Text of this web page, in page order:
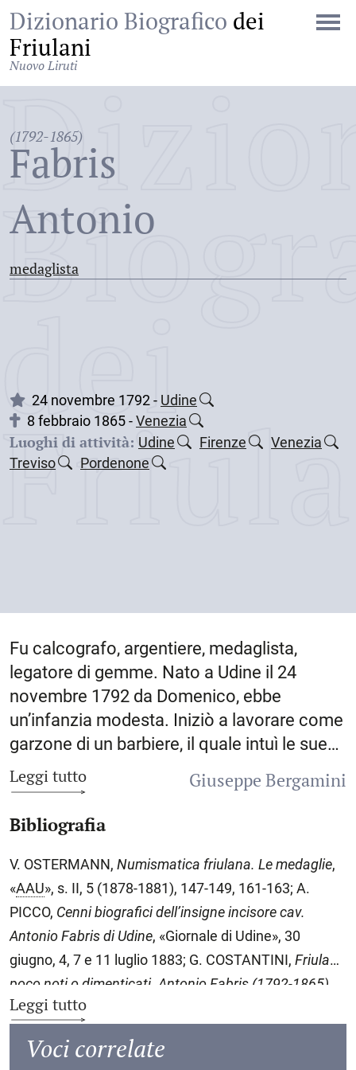
Dizionario Biografico dei
Friulani
Nuovo Liruti
(1792-1865)
Fabris
Antonio
medaglista
dei
24 novembre 1792 - Udine
8 febbraio 1865 -Venezia
Luoghi di attività: Udine Firenze
Venezia
Treviso
Pordenone
Fu calcografo, argentiere, medaglista,
legatore di gemme. Nato a Udine il 24
novembre 1792 da Domenico, ebbe
un’infanzia modesta. Iniziò a lavorare come
garzone di un barbiere, il quale intuì le sue
doti artistiche e lo spinse a proseguire gli
studi. Nel 1812 fu alla bottega dell’orefice
Giacomo Cressa; nello stesso anno si
sposò con Giacoma Pillinini da Tolmezzo,
dalla quale ebbe un figlio, Domenico. Negli
anni seguenti, preso a benvolere da alcuni
esponenti della nobiltà e della cultura
friulana, cominciò ad esercitare in proprio.
L’architetto Giovanni Battista Bassi gli
commissionò nel 1823 una medaglia – con
il busto ad altorilievo di Antonio Canova sul
diritto e il prospetto del sarcofago dello
scultore sul rovescio – in occasione delle
Leggi tutto
Giuseppe Bergamini
Bibliografia
V. OSTERMANN, Numismatica friulana. Le medaglie,
«AAU», s. II, 5 (1878-1881), 147-149, 161-163; A.
PICCO, Cenni biografici dell’insigne incisore cav.
Antonio Fabris di Udine, «Giornale di Udine», 30
giugno, 4, 7 e 11 luglio 1883; G. COSTANTINI, Friulani
poco noti o dimenticati. Antonio Fabris (1792-1865)
«Pagine friulane», 16/2 (1903), 19-22; ID.,
ibid., 26/3 (1903), 44-45;
Leggi tutto
Voci correlate